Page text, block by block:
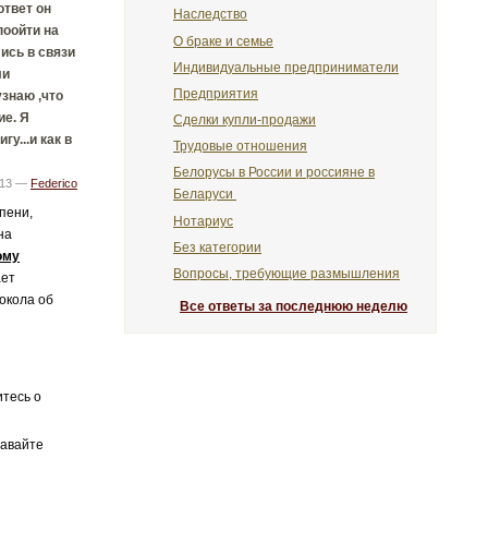
он
на
в связи
,что
Я
как в
— Federico
об
о
Наследство
О браке и семье
Индивидуальные предприниматели
Предприятия
Сделки купли-продажи
Трудовые отношения
Белорусы в России и россияне в
Беларуси
Нотариус
Без категории
Вопросы, требующие размышления
Все ответы за последнюю неделю